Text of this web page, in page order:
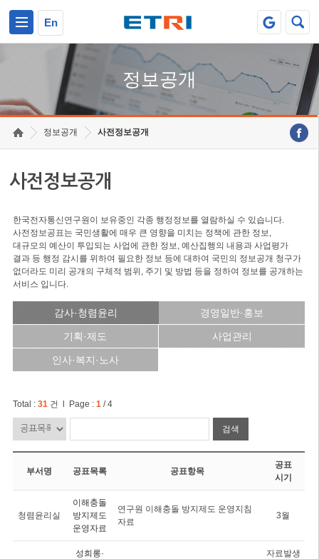
En
정보공개
정보공개 사전정보공개
사전정보공개
한국전자통신연구원이 보유중인 각종 행정정보를 열람하실 수 있습니다.
사전정보공표는 국민생활에 매우 큰 영향을 미치는 정책에 관한 정보,
대규모의 예산이 투입되는 사업에 관한 정보, 예산집행의 내용과 사업평가
결과 등 행정 감시를 위하여 필요한 정보 등에 대하여 국민의 정보공개 청구가
없더라도 미리 공개의 구체적 범위, 주기 및 방법 등을 정하여 정보를 공개하는
서비스 입니다.
감사·청렴윤리 경영일반·홍보
기획·제도 사업관리
인사·복지·노사
Total : 31건 l Page : 1/ 4
검색
부서명 공표목록 공표항목
공표
시기
청렴윤리실
이해충돌
방지제도
운영자료
연구원 이해충돌 방지제도 운영지침
자료
3월
성희롱·
자료발생